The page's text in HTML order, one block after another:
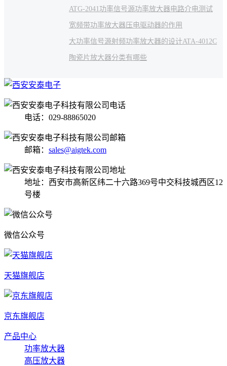
ATG-2041功率信号源功率放大器电路介电测试
宽频带功率放大器压电驱动器的作用
大功率信号源射频功率放大器的设计ATA-4012C
陶瓷片放大器分类有哪些
电话：029-88865020
邮箱： sales@aigtek.com
地址：西安市高新区纬二十六路369号中交科技城西区12
号楼
微信公众号
天猫旗舰店
京东旗舰店
产品中心
功率放大器
高压放大器